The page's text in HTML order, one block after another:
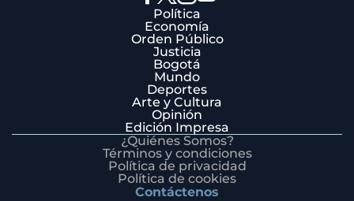
Política
Economía
Orden Público
Justicia
Bogotá
Mundo
Deportes
Arte y Cultura
Opinión
Edición Impresa
¿Quiénes Somos?
Términos y condiciones
Política de privacidad
Política de cookies
Contáctenos